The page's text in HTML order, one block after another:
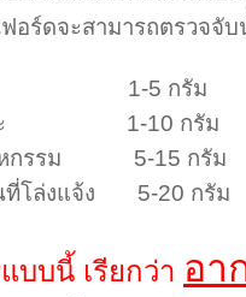
อร์ดจะสามารถตรวจจั
1-5 กรัม
ต๊ะ 1-10 กรัม
หกรรม 5-15 กรัม
ที่โล่งแจ้ง 5-20 กรัม
บบนี้ เรียกว่า อา